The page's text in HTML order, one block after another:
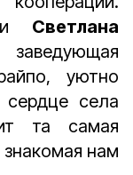
и Светлана
уютно
села
та самая
нам